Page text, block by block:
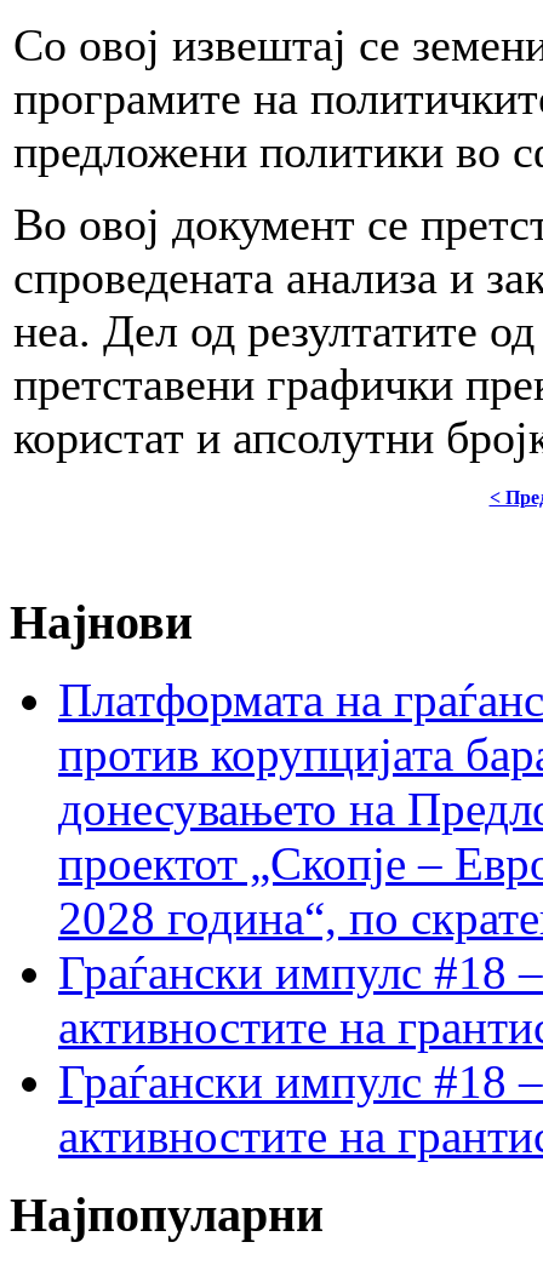
Со овој извештај се
програмите на
предложени политики во
Во овој документ се
спроведената анализа и
неа. Дел од резултатите
претставени графички
користат и апсолутни
<
Најнови
Платформата на
против корупцијата
донесувањето на
проектот „Скопје –
2028 година“, по
Граѓански импулс #18
активностите на
Граѓански импулс #18
активностите на
Најпопуларни